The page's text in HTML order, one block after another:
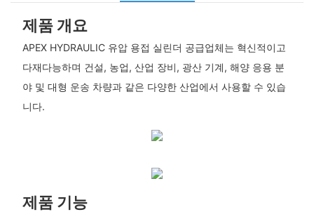
제품 개요
APEX HYDRAULIC 유압 용접 실린더 공급업체는 혁신적이고
다재다능하며 건설, 농업, 산업 장비, 광산 기계, 해양 응용 분
야 및 대형 운송 차량과 같은 다양한 산업에서 사용할 수 있습
니다.
제품 기능